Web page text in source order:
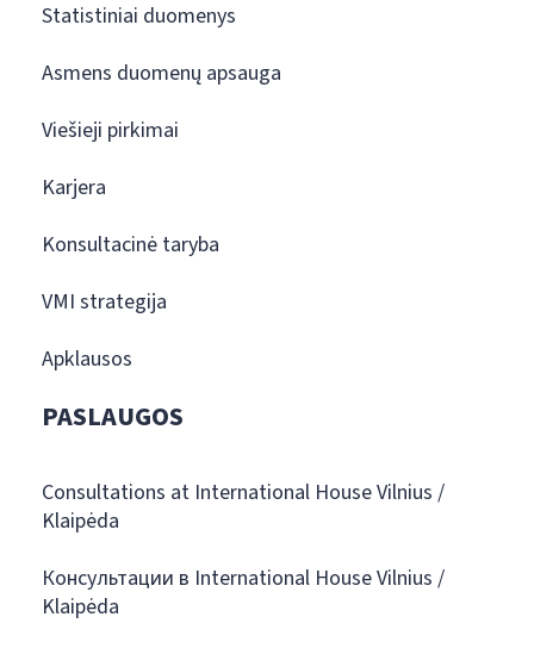
Statistiniai duomenys
Asmens duomenų apsauga
Viešieji pirkimai
Karjera
Konsultacinė taryba
VMI strategija
Apklausos
PASLAUGOS
Consultations at International House Vilnius /
Klaipėda
Консультации в International House Vilnius /
Klaipėda